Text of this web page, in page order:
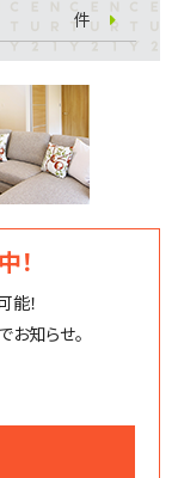
件
！
能！
お知らせ。